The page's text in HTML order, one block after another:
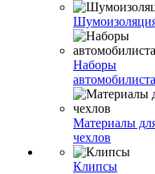
Наборы
автомобилиста
Материалы
чехлов
Клипсы